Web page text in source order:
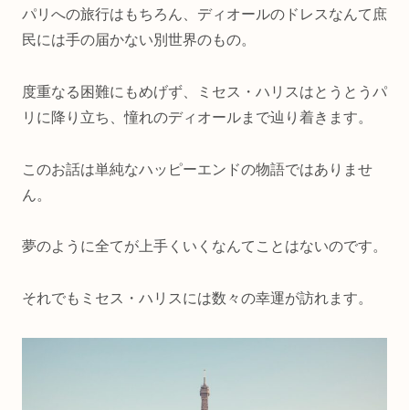
パリへの旅行はもちろん、ディオールのドレスなんて庶
民には手の届かない別世界のもの。
度重なる困難にもめげず、ミセス・ハリスはとうとうパ
リに降り立ち、憧れのディオールまで辿り着きます。
このお話は単純なハッピーエンドの物語ではありませ
ん。
夢のように全てが上手くいくなんてことはないのです。
それでもミセス・ハリスには数々の幸運が訪れます。